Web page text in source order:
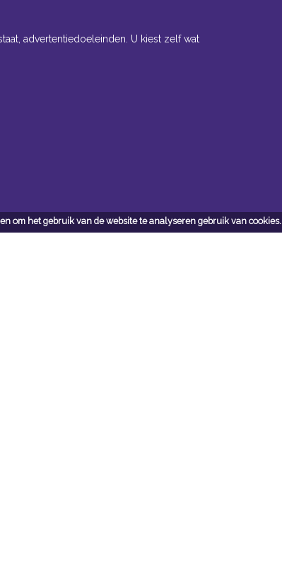
om het gebruik van de website te analyseren gebruik van cookies.
advertentiedoeleinden. U kiest zelf wat